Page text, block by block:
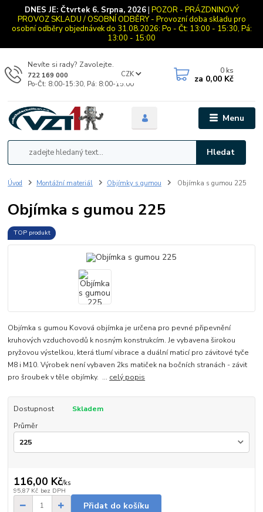
DNES JE: Čtvrtek 6. Srpna, 2026| POZOR - PRÁZDNINOVÝ
PROVOZ SKLADU / OSOBNÍ ODBĚRY - Provozní doba skladu pro
osobní odběry objednávek do 31.08.2026: Po - Čt: 13:00 - 15:30, Pá:
13:00 - 15:00
Menu
CZK
Hledat
Nevíte si rady? Zavolejte.
722 169 000
Po-Čt: 8:00-15:30, Pá: 8:00-15:00
0 ks
za 0,00 Kč
Úvod Montážní materiál Objímky s gumou Objímka s gumou 225
Objímka s gumou 225
TOP produkt
Objímka s gumou Kovová objímka je určena pro pevné připevnění
kruhových vzduchovodů k nosným konstrukcím. Je vybavena širokou
pryžovou výstelkou, která tlumí vibrace a duální maticí pro závitové tyče
M8 i M10. Výrobek není vybaven 2ks matiček na bočních stranách - závit
pro šroubek v těle objímky. ... celý popis
Dostupnost
Skladem
Průměr
116,00 Kč/ks
95,87 Kč bez DPH
Přidat do košíku